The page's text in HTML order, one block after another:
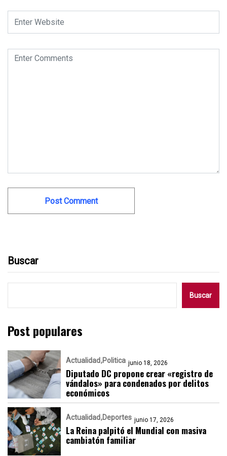
Buscar
Buscar
Post populares
Actualidad Politica junio 18, 2026
Diputado DC propone crear «registro de
vándalos» para condenados por delitos
económicos
Actualidad Deportes junio 17, 2026
La Reina palpitó el Mundial con masiva
cambiatón familiar